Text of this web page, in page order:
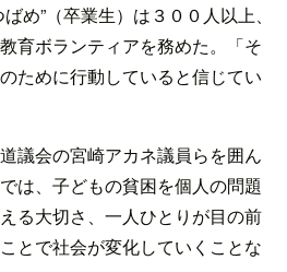
め”（卒業生）は３００人以上、
育ボランティアを務めた。「そ
ために行動していると信じてい
議会の宮崎アカネ議員らを囲ん
は、子どもの貧困を個人の問題
る大切さ、一人ひとりが目の前
とで社会が変化していくことな